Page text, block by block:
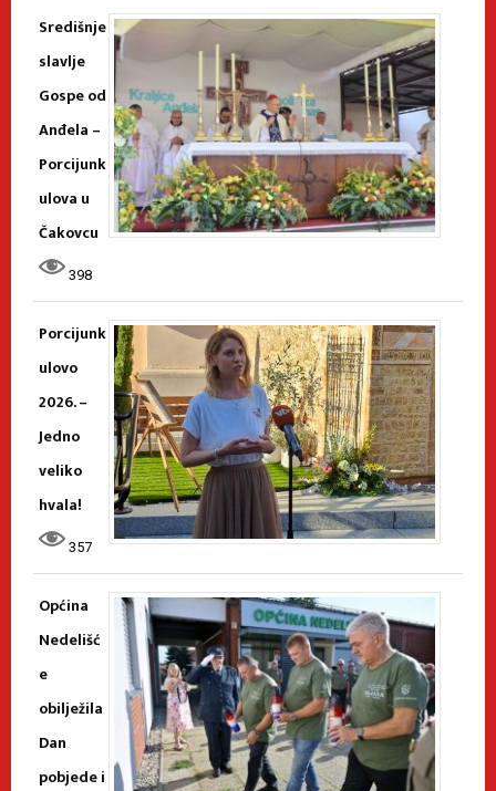
Središnje
slavlje
Gospe od
Anđela –
Porcijunk
ulova u
Čakovcu
398
Porcijunk
ulovo
2026. –
Jedno
veliko
hvala!
357
Općina
Nedelišć
e
obilježila
Dan
pobjede i